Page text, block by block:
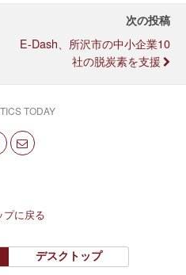
次の投稿
E-Dash、所沢市の中小企業10
社の脱炭素を支援
TODAY
プに戻る
デスクトップ